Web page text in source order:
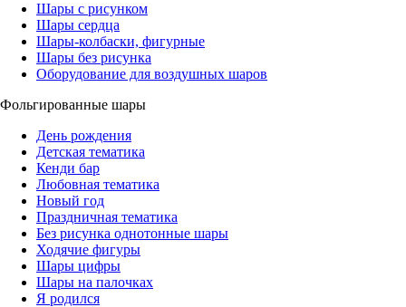
Шары с рисунком
Шары сердца
Шары-колбаски, фигурные
Шары без рисунка
Оборудование для воздушных шаров
Фольгированные шары
День рождения
Детская тематика
Кенди бар
Любовная тематика
Новый год
Праздничная тематика
Без рисунка однотонные шары
Ходячие фигуры
Шары цифры
Шары на палочках
Я родился